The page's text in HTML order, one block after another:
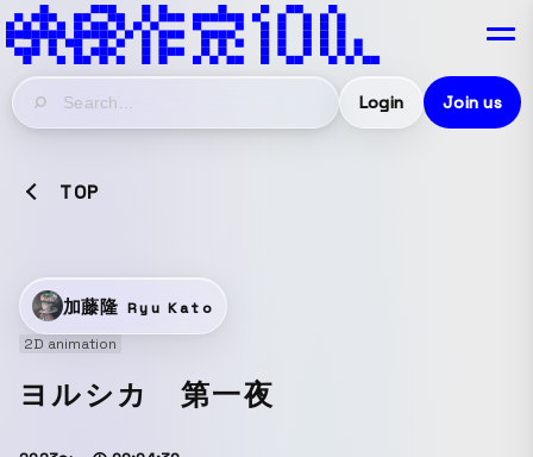
Login Join us
TOP
加藤隆 Ryu Kato
2D animation
ヨルシカ 第一夜